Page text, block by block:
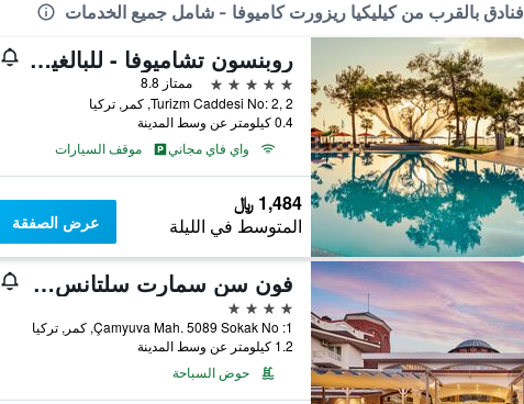
فنادق بالقرب من كيليكيا ريزورت كاميوفا - شامل جميع الخدمات
روبنسون تشاميوفا - للبالغين فقط - بسعر شامل جميع الخدمات
5 نجوم
ممتاز 8.8
Turizm Caddesi No: 2, 2, كمر, تركيا
0.4 كيلومتر عن وسط المدينة
واي فاي مجاني
موقف السيارات
1,484 ﷼
المتوسط في الليلة عرض الصفقة
فون سن سمارت سلتانس بيتش - شامامل جميع الخدمات
4 نجوم
Çamyuva Mah. 5089 Sokak No :1, كمر, تركيا
1.2 كيلومتر عن وسط المدينة
حوض السباحة